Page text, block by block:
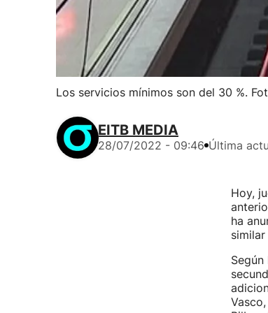
Los servicios mínimos son del 30 %.
EITB MEDIA
28/07/2022 - 09:46 Última
Hoy,
ha